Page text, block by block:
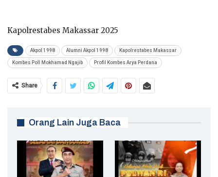
Kapolrestabes Makassar 2025
Akpol 1998 Alumni Akpol 1998 Kapolrestabes Makassar
Kombes Poll Mokhamad Ngajib Profil Kombes Arya Perdana
Share
Orang Lain Juga Baca